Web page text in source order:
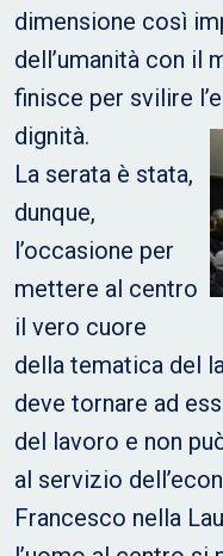
dimensione così
dell’umanità con il
finisce per svilire
dignità.
La serata è stata,
dunque,
l’occasione per
mettere al centro
il vero cuore
della tematica del
deve tornare ad
del lavoro e non
al servizio
Francesco nella